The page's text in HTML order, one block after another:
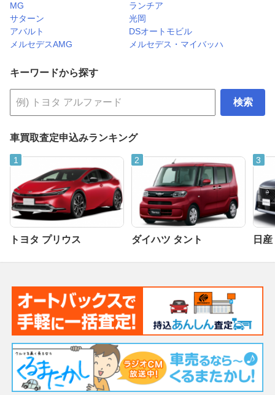
MG
ランチア
サターン
光岡
アバルト
DSオートモビル
メルセデスAMG
メルセデス・マイバッハ
キーワードから探す
検索
車買取査定申込みランキング
トヨタ プリウス ダイハツ タント 日